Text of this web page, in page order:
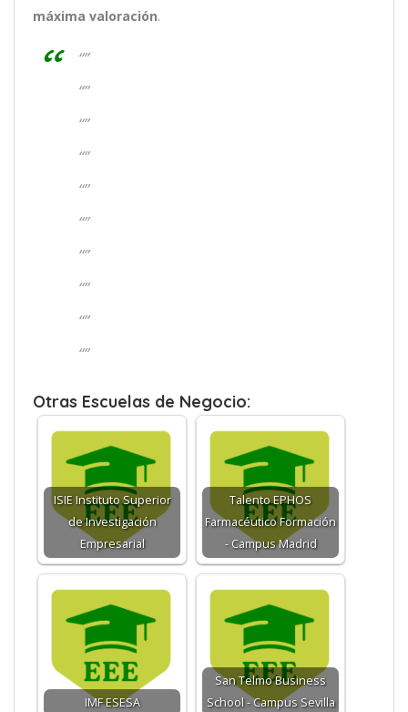
máxima valoración.
“”
“”
“”
“”
“”
“”
“”
“”
“”
“”
Otras Escuelas de Negocio:
ISIE Instituto Superior
de Investigación
Empresarial
Talento EPHOS
Farmacéutico Formación
- Campus Madrid
IMF ESESA
San Telmo Business
School - Campus Sevilla